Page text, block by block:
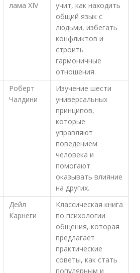
лама XIV
учит, как находить
общий язык с
людьми, избегать
конфликтов и
строить
гармоничные
отношения.
Роберт
Чалдини
Изучение шести
универсальных
принципов,
которые
управляют
поведением
человека и
помогают
оказывать влияние
на других.
Дейл
Карнеги
Классическая книга
по психологии
общения, которая
предлагает
практические
советы, как стать
популярным и